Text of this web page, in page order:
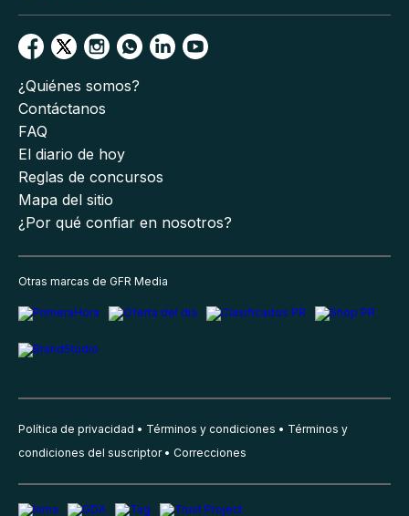
¿Quiénes somos?
Contáctanos
FAQ
El diario de hoy
Reglas de concursos
Mapa del sitio
¿Por qué confiar en nosotros?
Otras marcas de GFR Media
Política de privacidad Términos y condiciones
Términos y
condiciones del suscriptor
Correcciones